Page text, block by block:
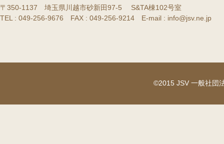
〒350-1137 埼玉県川越市砂新田97-5 S&TA棟102号室
TEL : 049-256-9676 FAX : 049-256-9214 E-mail : info@jsv.ne.jp
©2015 JSV 一般社団